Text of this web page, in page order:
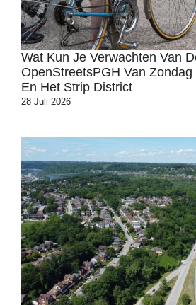
Wat Kun Je Verwachten Van
OpenStreetsPGH Van
En Het Strip District
28 Juli 2026